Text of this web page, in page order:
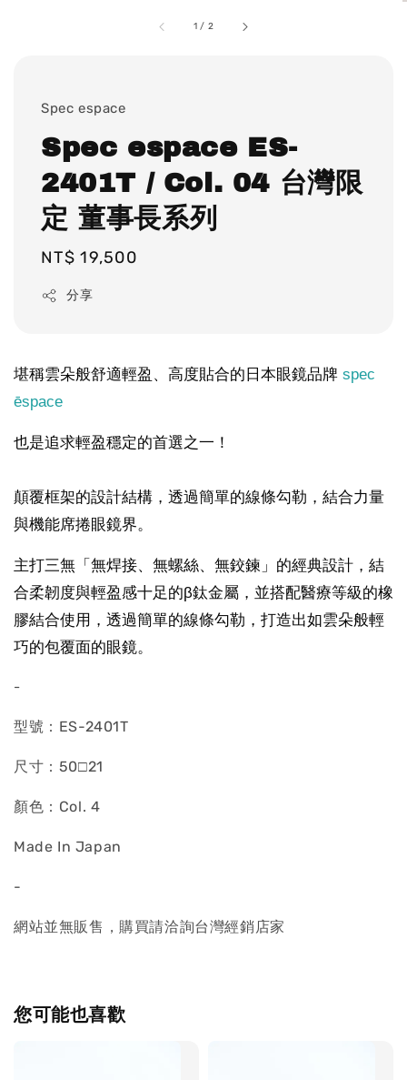
1 / 2
Spec espace
Spec espace ES-
2401T / Col. 04 台灣限
定 董事長系列
Regular
NT$ 19,500
分享
堪稱雲朵般舒適輕盈、高度貼合的日本眼鏡品牌 spec
ēspace
也是追求輕盈穩定的首選之一！
顛覆框架的設計結構，透過簡單的線條勾勒，結合力量
與機能席捲眼鏡界。
主打三無「無焊接、無螺絲、無鉸鍊」的經典設計，結
合柔韌度與輕盈感十足的β鈦金屬，並搭配醫療等級的橡
膠結合使用，透過簡單的線條勾勒，打造出如雲朵般輕
巧的包覆面的眼鏡。
-
型號：ES-2401T
尺寸：50□21
顏色：Col. 4
Made In Japan
-
網站並無販售，購買請洽詢台灣經銷店家
您可能也喜歡